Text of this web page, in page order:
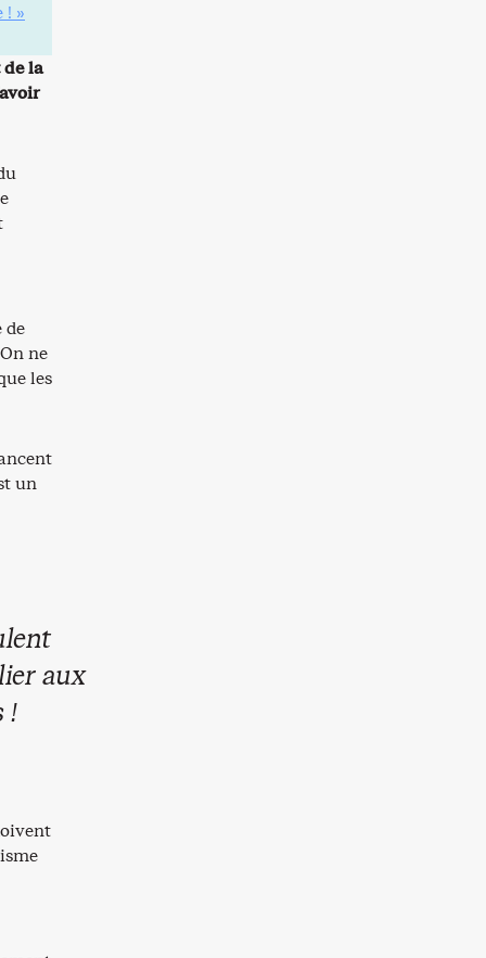
! »
la
de
ne
les
un
aux
!